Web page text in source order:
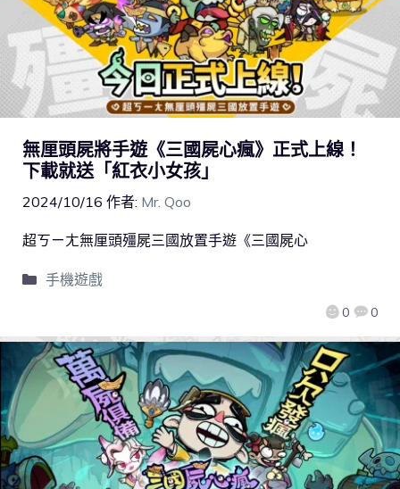
無厘頭屍將手遊《三國屍心瘋》正式上線！
下載就送「紅衣小女孩」
2024/10/16 作者: Mr. Qoo
0 0
超ㄎㄧㄤ無厘頭殭屍三國放置手遊《三國屍心
手機遊戲